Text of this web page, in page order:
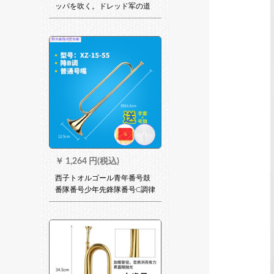
ッパを吹く。ドレッド军の道
具であるパイパンの真鍮の大
良くて、手袋+赤い布
￥ 1,264 円(税込)
西子トオルゴール青年番号鼓
番隊番号少年先鋒隊番号C調律
Bが金色になっており、B調律